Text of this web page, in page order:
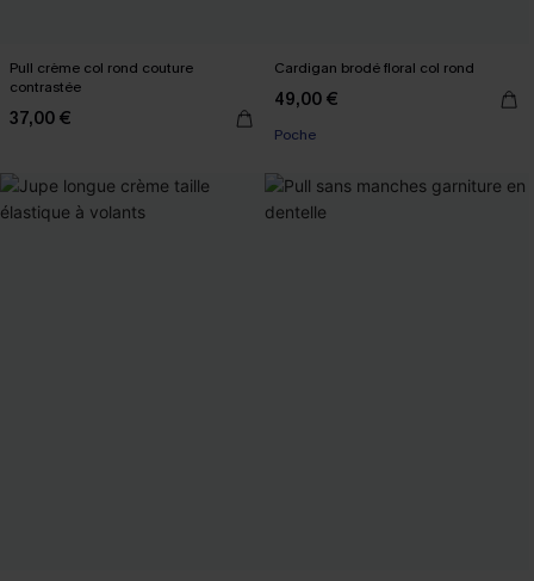
Pull crème col rond couture
contrastée
37,00 €
Cardigan brodé floral col rond
49,00 €
Poche